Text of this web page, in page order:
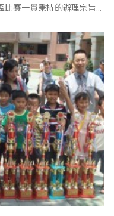
賽一貫秉持的辦理宗旨即
習道理。整個比賽經過一
。 大會頒獎典